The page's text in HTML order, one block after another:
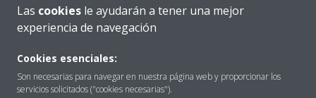
Quiénes somos
Destacados
Las cookies le ayudarán a tener una mejor
experiencia de navegación
Cookies esenciales:
Son necesarias para navegar en nuestra página web y proporcionar los
servicios solicitados ("cookies necesarias").